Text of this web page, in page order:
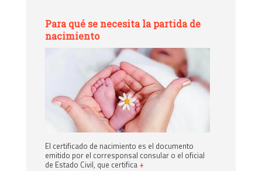
Para qué se necesita la partida de
nacimiento
El certificado de nacimiento es el documento
emitido por el corresponsal consular o el oficial
de Estado Civil, que certifica +